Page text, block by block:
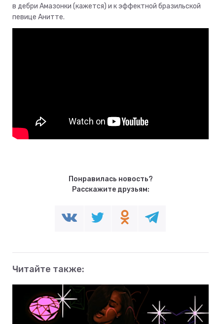
в дебри Амазонки (кажется) и к эффектной бразильской
певице Анитте.
Понравилась новость?
Расскажите друзьям:
Читайте также: